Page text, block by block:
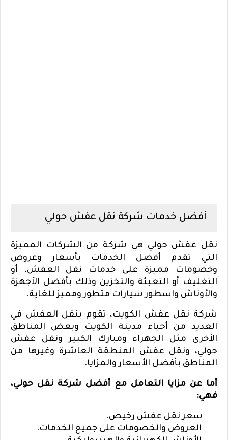
أفضل خدمات شركة نقل عفش حولي
نقل عفش حولي هي شركة من الشركات المميزة
التي تقدم أفضل الخدمات بأسعار وعروض
وخصومات مميزة على خدمات نقل العفش، أو
التغليف أو التعبئة والتخزين وذلك بأفضل الأجهزة
والأوناش واسطور سيارات متطور ومميز للغاية.
شركة نقل عفش الكويت، تقوم بنقل العفش في
العديد من أحياء مدينة الكويت وبعض المناطق
الأخرى مثل الجهراء ومبارك الكبير ونقل عفش
حولي، ونقل عفش المنطقة العاشرة وغيرها من
المناطق بأفضل الأسعار والمزايا.
أما عن مزايا التعامل مع أفضل شركة نقل حولي،
فهي:
· سعر نقل عفش رخيص.
· العروض والخصومات على جميع الخدمات.